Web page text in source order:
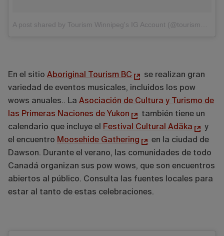
A post shared by Tourism Winnipeg's IG Account (@tourismwinnipeg)
En el sitio Aboriginal Tourism BC
se realizan gran
variedad de eventos musicales, incluidos los pow
wows anuales.. La Asociación de Cultura y Turismo de
las Primeras Naciones de Yukon
también tiene un
calendario que incluye el Festival Cultural Adäka
y
el encuentro Moosehide Gathering
en la ciudad de
Dawson. Durante el verano, las comunidades de todo
Canadá organizan sus pow wows, que son encuentros
abiertos al público. Consulta las fuentes locales para
estar al tanto de estas celebraciones.